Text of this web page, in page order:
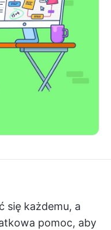
się każdemu, a
pomoc, aby